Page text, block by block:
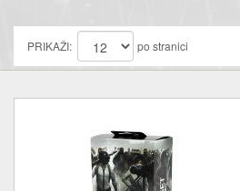
PRIKAŽI: po stranici